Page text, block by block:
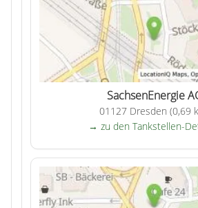
SachsenEnergie
01127 Dresden (0,69
→ zu den Tankstellen-